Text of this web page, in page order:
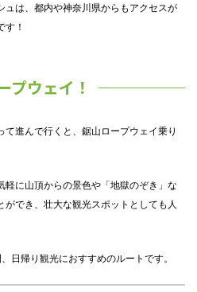
ュは、都内や神奈川県からもアクセスが
す！
プウェイ！
進んで行くと、鋸山ロープウェイ乗り
軽に山頂からの景色や「地獄のぞき」な
ができ、壮大な観光スポットとしても人
日帰り観光におすすめのルートです。